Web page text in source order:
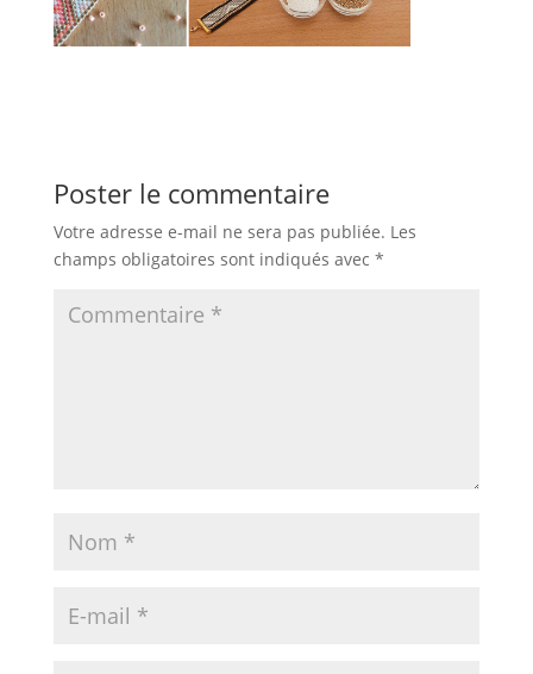
Poster le commentaire
Votre adresse e-mail ne sera pas publiée. Les
champs obligatoires sont indiqués avec *